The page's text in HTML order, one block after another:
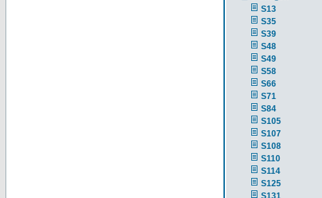
S13
S35
S39
S48
S49
S58
S66
S71
S84
S105
S107
S108
S110
S114
S125
S131